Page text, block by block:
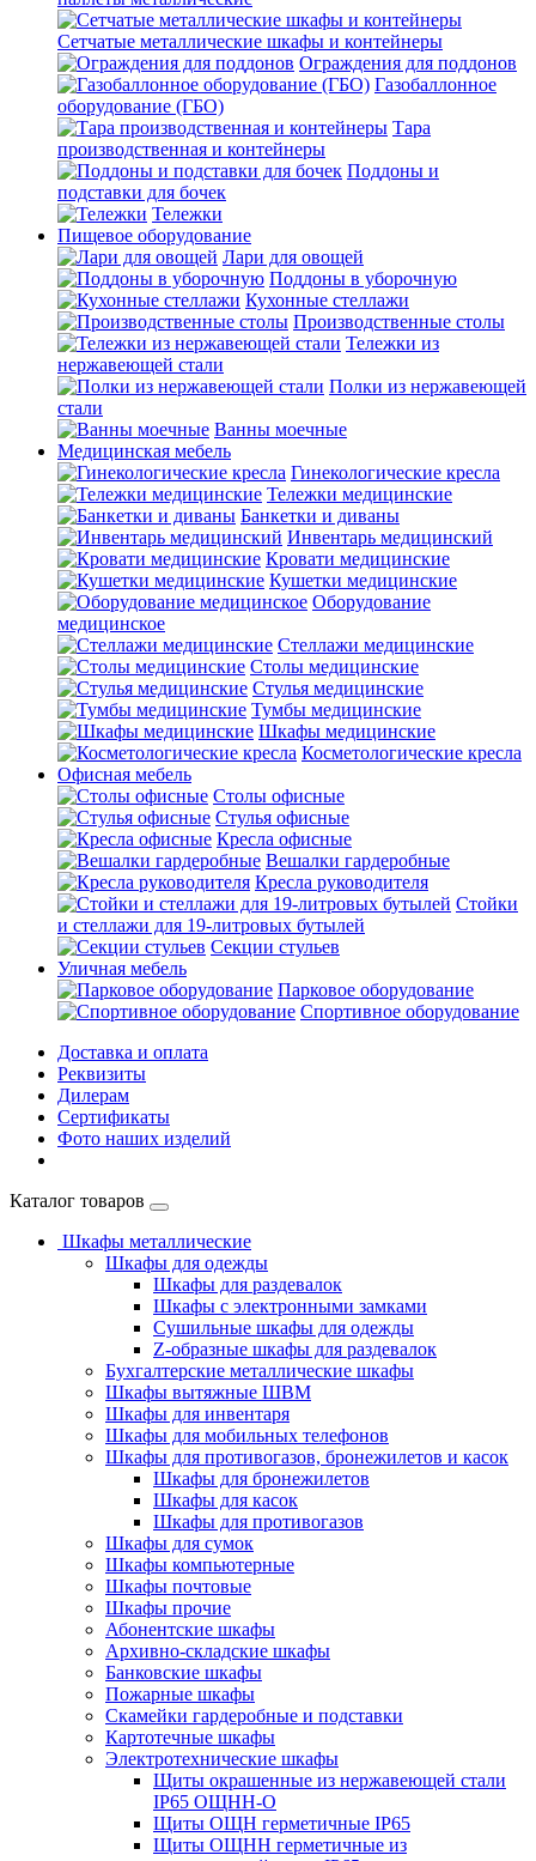
Сетчатые металлические шкафы и контейнеры
Ограждения для поддонов
Газобаллонное
оборудование (ГБО)
Тара
производственная и контейнеры
Поддоны и
подставки для бочек
Тележки
Пищевое оборудование
Лари для овощей
Поддоны в уборочную
Кухонные стеллажи
Производственные столы
Тележки из
нержавеющей стали
Полки из нержавеющей
стали
Ванны моечные
Медицинская мебель
Гинекологические кресла
Тележки медицинские
Банкетки и диваны
Инвентарь медицинский
Кровати медицинские
Кушетки медицинские
Оборудование
медицинское
Стеллажи медицинские
Столы медицинские
Стулья медицинские
Тумбы медицинские
Шкафы медицинские
Косметологические кресла
Офисная мебель
Столы офисные
Стулья офисные
Кресла офисные
Вешалки гардеробные
Кресла руководителя
Стойки
и стеллажи для 19-литровых бутылей
Секции стульев
Уличная мебель
Парковое оборудование
Спортивное оборудование
Доставка и оплата
Реквизиты
Дилерам
Сертификаты
Фото наших изделий
Каталог товаров
Шкафы металлические
Шкафы для одежды
Шкафы для раздевалок
Шкафы с электронными замками
Cушильные шкафы для одежды
Z-образные шкафы для раздевалок
Бухгалтерские металлические шкафы
Шкафы вытяжные ШВМ
Шкафы для инвентаря
Шкафы для мобильных телефонов
Шкафы для противогазов, бронежилетов и касок
Шкафы для бронежилетов
Шкафы для касок
Шкафы для противогазов
Шкафы для сумок
Шкафы компьютерные
Шкафы почтовые
Шкафы прочие
Абонентские шкафы
Архивно-складские шкафы
Банковские шкафы
Пожарные шкафы
Скамейки гардеробные и подставки
Картотечные шкафы
Электротехнические шкафы
Щиты окрашенные из нержавеющей стали
IP65 ОЩНН-О
Щиты ОЩН герметичные IP65
Щиты ОЩНН герметичные из